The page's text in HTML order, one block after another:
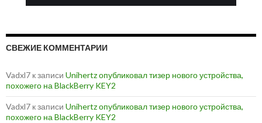
СВЕЖИЕ КОММЕНТАРИИ
Vadxl7 к записи Unihertz опубликовал тизер нового устройства,
похожего на BlackBerry KEY2
Vadxl7 к записи Unihertz опубликовал тизер нового устройства,
похожего на BlackBerry KEY2